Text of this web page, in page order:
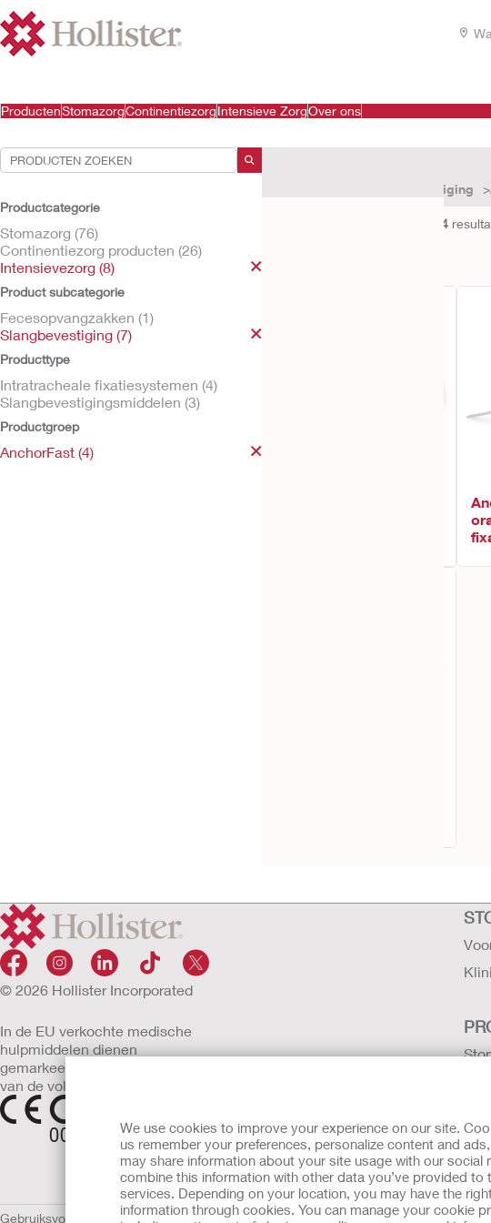
We use cookies to improve your experience on our site.
us remember your preferences, personalize content and
may share information about your site usage with our
combine this information with other data you’ve provided
services. Depending on your location, you may have the
information through cookies. You can manage your cookie
ProductenStomazorgContinentiezorgIntensieve ZorgOver ons
Productcategorie
Stomazorg (76)
Continentiezorg producten (26)
Intensievezorg (8)
Product subcategorie
Fecesopvangzakken (1)
Slangbevestiging (7)
Producttype
Intratracheale fixatiesystemen (4)
Slangbevestigingsmiddelen (3)
Productgroep
AnchorFast (4)
Slangbevestiging
4
© 2026 Hollister Incorporated
In de EU verkochte medische
hulpmiddelen dienen
gemarkeerd te zijn met een
van de volgende symbolen
Gebruiksvoorwaarden Privacybeleid Gebruik van cookiesEU Mededeling aan